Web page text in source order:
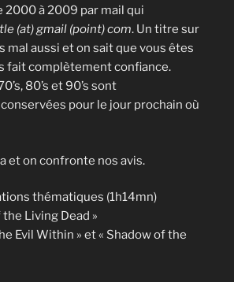
2000 à 2009 par mail qui
(at) gmail (point) com. Un titre sur
mal aussi et on sait que vous êtes
fait complètement confiance.
80’s et 90’s sont
pour le jour prochain où
et on confronte nos avis.
thématiques (1h14mn)
Living Dead »
Evil Within » et « Shadow of the